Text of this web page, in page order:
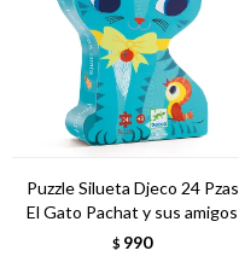
Puzzle Silueta Djeco 24 Pzas
El Gato Pachat y sus amigos
$ 990